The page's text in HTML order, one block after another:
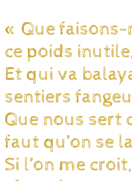
« Que
ce poids
Et qui va
sentiers
Que nous sert
faut qu’on se
Si l’on me